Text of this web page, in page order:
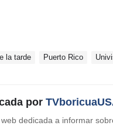
la tarde Puerto Rico
por
dedicada a informar